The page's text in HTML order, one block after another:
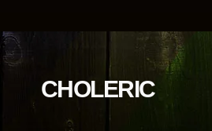
OM SIDAN
CHOLERIC